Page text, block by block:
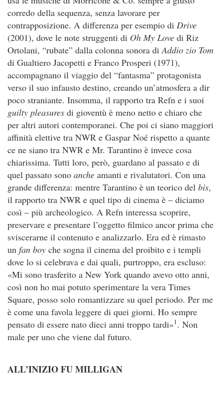
corredo della sequenza, senza lavorare per
contrapposizione. A differenza per esempio di Drive
(2001), dove le note struggenti di Oh My Love di Riz
Ortolani, “rubate” dalla colonna sonora diAddio zio Tom
di Gualtiero Jacopetti e Franco Prosperi (1971),
accompagnano il viaggio del “fantasma” protagonista
verso il suo infausto destino, creando un’atmosfera a dir
poco straniante. Insomma, il rapporto tra Refn e i suoi
guilty pleasures di gioventù è meno netto e chiaro che
per altri autori contemporanei. Che poi ci siano maggiori
affinità elettive tra NWR e Gaspar Noé rispetto a quante
ce ne siano tra NWR e Mr. Tarantino è invece cosa
chiarissima. Tutti loro, però, guardano al passato e di
quel passato sono anche amanti e rivalutatori. Con una
grande differenza: mentre Tarantino è un teorico del bis,
il rapporto tra NWR e quel tipo di cinema è – diciamo
così – più archeologico. A Refn interessa scoprire,
preservare e presentare l’oggetto filmico ancor prima che
sviscerarne il contenuto e analizzarlo. Era ed è rimasto
un fan boy che sogna il cinema del proibito e i templi
dove lo si celebrava e dai quali, purtroppo, era escluso:
«Mi sono trasferito a New York quando avevo otto anni,
così non ho mai potuto sperimentare la vera Times
Square, posso solo romantizzare su quel periodo. Per me
è come una favola leggere di quei giorni. Ho sempre
pensato di essere nato dieci anni troppo tardi»1. Non
male per uno che viene dal futuro.
ALL’INIZIO FU MILLIGAN